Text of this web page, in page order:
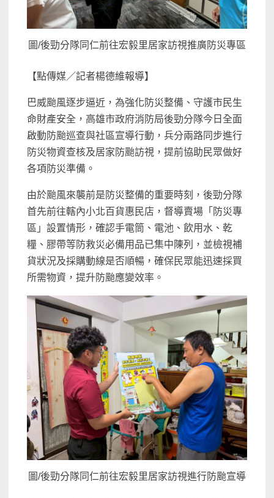
圖/後勁分隊同仁前往宏毅里居家訪視推廣防災專區
【點傳媒／記者楊德維報導】
巴威颱風逐步逼近，為強化防災整備、守護市民生
命財產安全，高雄市政府消防局後勁分隊今日全面
啟動防颱巡查與社區宣導行動，兵分兩路同步進行
防災物資查核及居家防颱訪視，提前協助民眾做好
各項防災準備。
由於颱風來襲前是防災整備的重要時刻，後勁分隊
首先前往轄內小北百貨惠民店，督導賣場「防災專
區」設置情形，確認手電筒、電池、飲用水、乾
糧、膠帶等防救災必備用品已集中陳列，並檢視補
貨狀況及採購動線是否順暢，確保民眾能迅速採買
所需物資，提升防颱應變效率。
圖/後勁分隊同仁前往宏毅里居家訪視進行防颱宣導